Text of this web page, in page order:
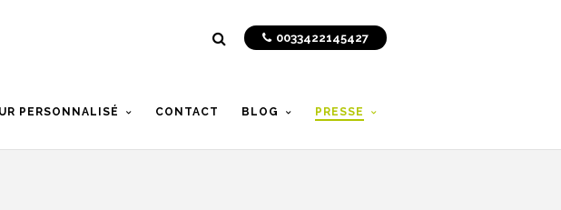
0033422145427
PERSONNALISÉ CONTACT BLOG PRESSE